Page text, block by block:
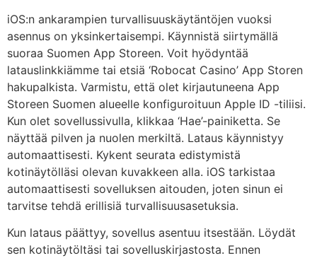
iOS:n ankarampien turvallisuuskäytäntöjen vuoksi
asennus on yksinkertaisempi. Käynnistä siirtymällä
suoraa Suomen App Storeen. Voit hyödyntää
latauslinkkiämme tai etsiä ‘Robocat Casino’ App Storen
hakupalkista. Varmistu, että olet kirjautuneena App
Storeen Suomen alueelle konfiguroituun Apple ID -tiliisi.
Kun olet sovellussivulla, klikkaa ‘Hae’-painiketta. Se
näyttää pilven ja nuolen merkiltä. Lataus käynnistyy
automaattisesti. Kykent seurata edistymistä
kotinäytölläsi olevan kuvakkeen alla. iOS tarkistaa
automaattisesti sovelluksen aitouden, joten sinun ei
tarvitse tehdä erillisiä turvallisuusasetuksia.
Kun lataus päättyy, sovellus asentuu itsestään. Löydät
sen kotinäytöltäsi tai sovelluskirjastosta. Ennen